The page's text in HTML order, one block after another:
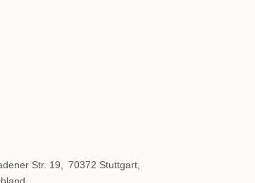
Str. 19 70372 Stuttgart